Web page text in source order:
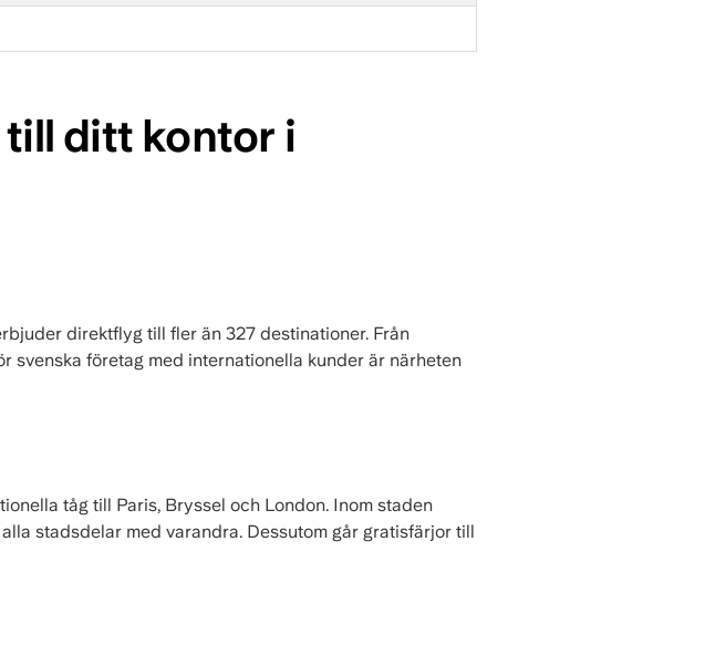
till ditt kontor i
direktflyg till fler än 327 destinationer. Från
svenska företag med internationella kunder är närheten
tåg till Paris, Bryssel och London. Inom staden
stadsdelar med varandra. Dessutom går gratisfärjor till